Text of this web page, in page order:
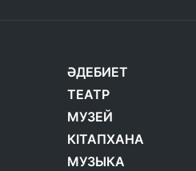
ӘДЕБИЕТ
ТЕАТР
МУЗЕЙ
КІТАПХАНА
МУЗЫКА